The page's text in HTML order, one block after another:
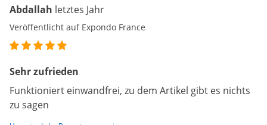
Abdallah letztes Jahr
Veröffentlicht auf Expondo France
Sehr zufrieden
Funktioniert einwandfrei, zu dem Artikel gibt es nichts
zu sagen